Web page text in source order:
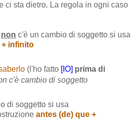
ci sta dietro. La regola in ogni caso
non c'è un cambio di soggetto si usa
+ infinito
(l'ho fatto[IO] prima di
c'è cambio di soggetto
di soggetto si usa
antes (de) que +